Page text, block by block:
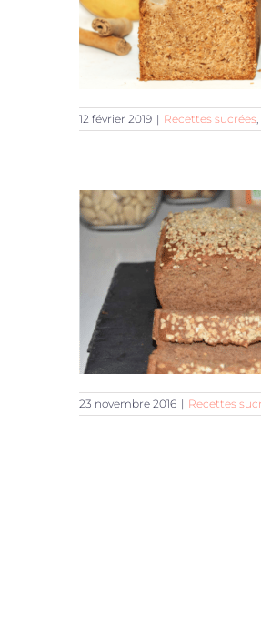
12 février 2019 | Recettes sucrées,
23 novembre 2016 | Recettes